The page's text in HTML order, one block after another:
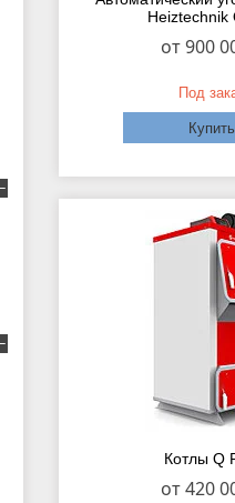
Heiztechnik
от 900
Под
Купить
Котлы Q
от 420